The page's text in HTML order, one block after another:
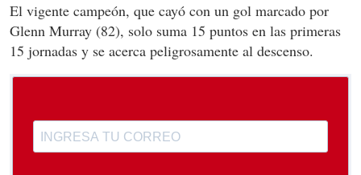
El vigente campeón, que cayó con un gol marcado por
Glenn Murray (82), solo suma 15 puntos en las primeras
15 jornadas y se acerca peligrosamente al descenso.